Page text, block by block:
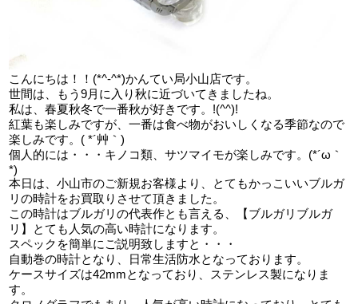
こんにちは！！(*^-^*)かんてい局小山店です。
世間は、もう9月に入り秋に近づいてきましたね。
私は、春夏秋冬で一番秋が好きです。!(^^)!
紅葉も楽しみですが、一番は食べ物がおいしくなる季節なので
楽しみです。( *´艸｀)
個人的には・・・キノコ類、サツマイモが楽しみです。(*´ω｀
*)
本日は、小山市のご新規お客様より、とてもかっこいいブルガ
リの時計をお買取りさせて頂きました。
この時計はブルガリの代表作とも言える、【ブルガリブルガ
リ】とても人気の高い時計になります。
スペックを簡単にご説明致しますと・・・
自動巻の時計となり、日常生活防水となっております。
ケースサイズは42mmとなっており、ステンレス製になりま
す。